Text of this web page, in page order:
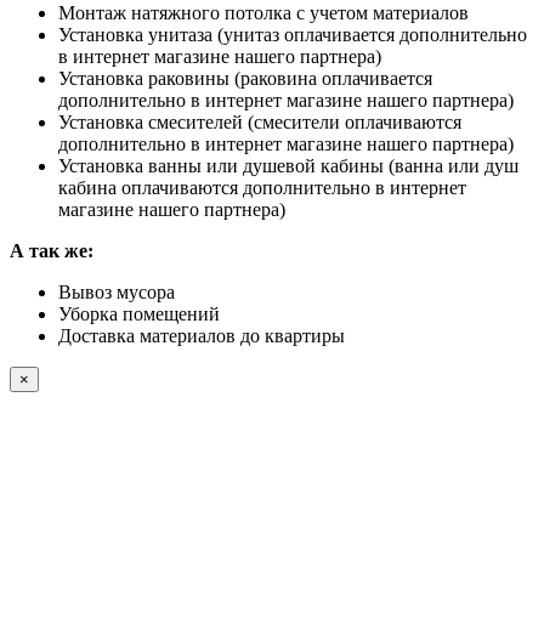
Монтаж натяжного потолка с учетом материалов
Установка унитаза (унитаз оплачивается дополнительно
в интернет магазине нашего партнера)
Установка раковины (раковина оплачивается
дополнительно в интернет магазине нашего партнера)
Установка смесителей (смесители оплачиваются
дополнительно в интернет магазине нашего партнера)
Установка ванны или душевой кабины (ванна или душ
кабина оплачиваются дополнительно в интернет
магазине нашего партнера)
А так же:
Вывоз мусора
Уборка помещений
Доставка материалов до квартиры
×